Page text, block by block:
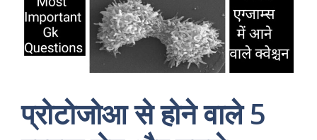
प्रोटोजोआ से होने वाले 5